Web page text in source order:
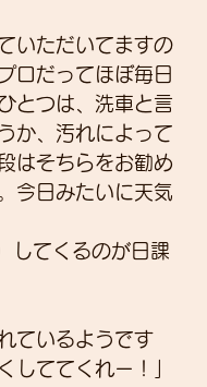
いただいてますの
ロだってほぼ毎日
とつは、洗車と言
か、汚れによって
はそちらをお勧め
今日みたいに天気
してくるのが日課
ているようです
しててくれー！」